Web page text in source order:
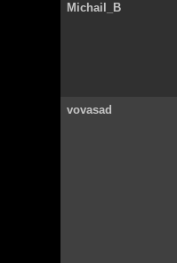
Michail_B
vovasad